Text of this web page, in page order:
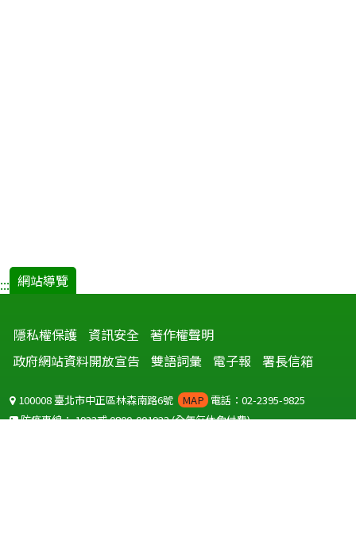
::: 網站導覽
隱私權保護 資訊安全 著作權聲明
政府網站資料開放宣告
雙語詞彙 電子報 署長信箱
100008 臺北市中正區林森南路6號 MAP 電話：02-2395-9825
防疫專線：1922或0800-001922(全年無休免付費)